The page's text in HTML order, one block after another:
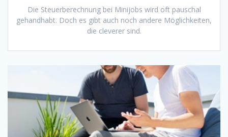
Die Steuerberechnung bei Minijobs wird oft pauschal
gehandhabt. Doch es gibt auch noch andere Möglichkeiten,
die cleverer sind.